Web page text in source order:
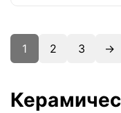
1 2 3 →